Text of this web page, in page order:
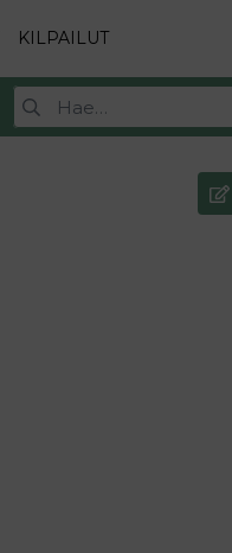
KILPAILUT